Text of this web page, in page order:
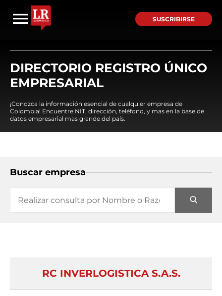
SUSCRIBIRSE
DIRECTORIO REGISTRO ÚNICO
EMPRESARIAL
¡Conozca la información esencial de cualquier empresa de
Colombia! Encuentre NIT, dirección, teléfono, y mas en la base de
datos empresarial mas grande del país.
Buscar empresa
RC INVERLOGISTICA S.A.S.